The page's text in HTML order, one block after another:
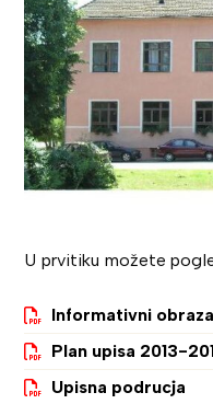
U prvitiku možete
Informativni
Plan upisa 2013-
Upisna podrucja